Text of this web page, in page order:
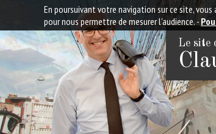
Le site
En poursuivant votre navigation sur ce site,
pour nous permettre de mesurer l'audience. -